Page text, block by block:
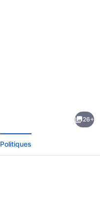
26+
Politiques